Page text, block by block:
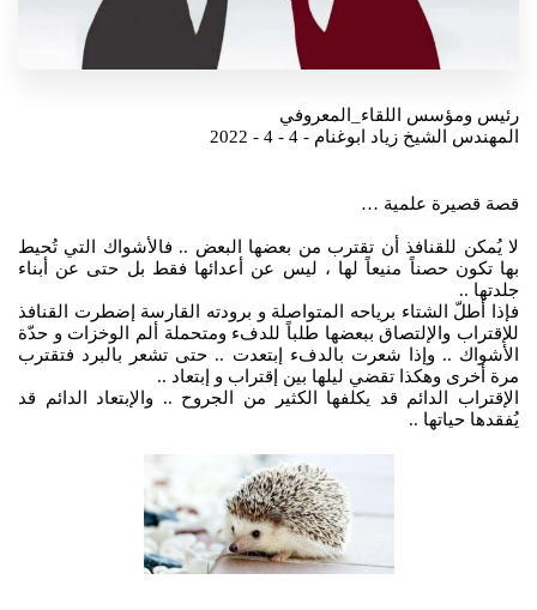
رئيس ومؤسس اللقاء_المعروفي
المهندس الشيخ زياد ابوغنام - 4 - 4 - 2022
قصة قصيرة علمية …
لا يُمكن للقنافذ أن تقترب من بعضها البعض .. فالأشواك التي تُحيط
بها تكون حصناً منيعاً لها ، ليس عن أعدائها فقط بل حتى عن أبناء
جلدتها ..
فإذا أطلّ الشتاء برياحه المتواصلة و برودته القارسة إضطرت القنافذ
للإقتراب والإلتصاق ببعضها طلباً للدفء ومتحملة ألم الوخزات و حدّة
الأشواك .. وإذا شعرت بالدفء إبتعدت .. حتى تشعر بالبرد فتقترب
مرة أخرى وهكذا تقضي ليلها بين إقتراب و إبتعاد ..
الإقتراب الدائم قد يكلفها الكثير من الجروح .. والإبتعاد الدائم قد
يُفقدها حياتها ..